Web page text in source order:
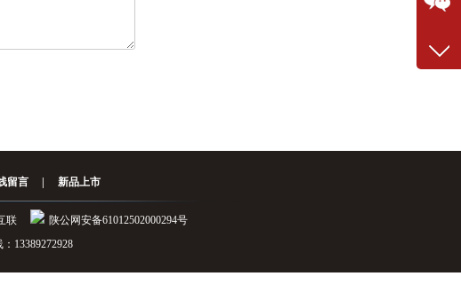
留言 新品上市
联
陕公网安备61012502000294号
13389272928
联系
手